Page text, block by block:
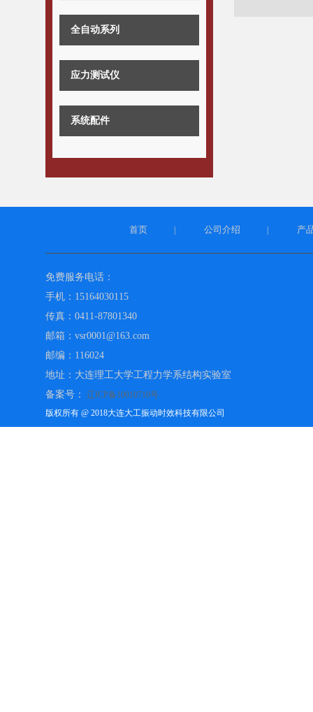
全自动系列
应力测试仪
系统配件
首页 公司介绍 产
免费服务电话：
手机：15164030115
传真：0411-87801340
邮箱：vsr0001@163.com
邮编：116024
地址：大连理工大学工程力学系结构实验室
备案号：
辽ICP备10010710号
版权所有 @ 2018大连大工振动时效科技有限公司